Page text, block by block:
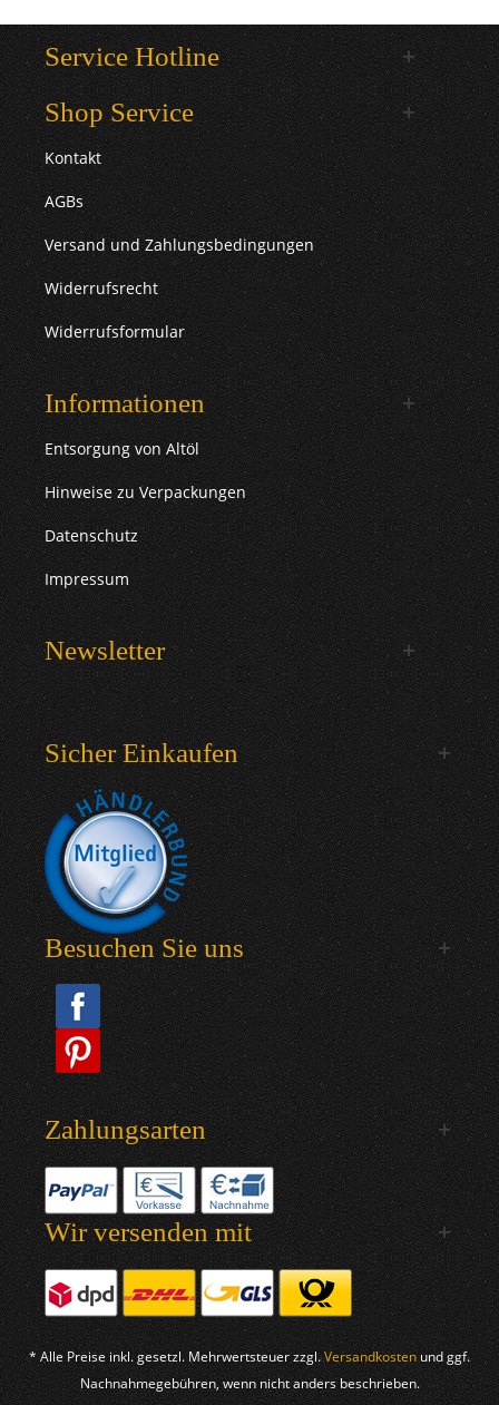
Service Hotline
Shop Service
Kontakt
AGBs
Versand und Zahlungsbedingungen
Widerrufsrecht
Widerrufsformular
Informationen
Entsorgung von Altöl
Hinweise zu Verpackungen
Datenschutz
Impressum
Newsletter
Sicher Einkaufen
Besuchen Sie uns
Zahlungsarten
Wir versenden mit
* Alle Preise inkl. gesetzl. Mehrwertsteuer zzgl.Versandkosten und ggf.
Nachnahmegebühren, wenn nicht anders beschrieben.